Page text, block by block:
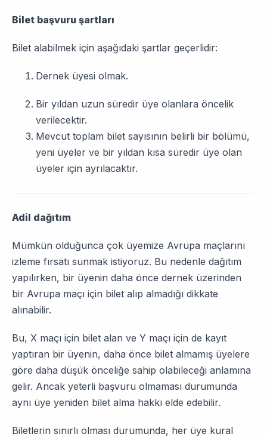
Bilet başvuru şartları
Bilet alabilmek için aşağıdaki şartlar geçerlidir:
Dernek üyesi olmak.
Bir yıldan uzun süredir üye olanlara öncelik
verilecektir.
Mevcut toplam bilet sayısının belirli bir bölümü,
yeni üyeler ve bir yıldan kısa süredir üye olan
üyeler için ayrılacaktır.
Adil dağıtım
Mümkün olduğunca çok üyemize Avrupa maçlarını
izleme fırsatı sunmak istiyoruz. Bu nedenle dağıtım
yapılırken, bir üyenin daha önce dernek üzerinden
bir Avrupa maçı için bilet alıp almadığı dikkate
alınabilir.
Bu, X maçı için bilet alan ve Y maçı için de kayıt
yaptıran bir üyenin, daha önce bilet almamış üyelere
göre daha düşük önceliğe sahip olabileceği anlamına
gelir. Ancak yeterli başvuru olmaması durumunda
aynı üye yeniden bilet alma hakkı elde edebilir.
Biletlerin sınırlı olması durumunda, her üye kural